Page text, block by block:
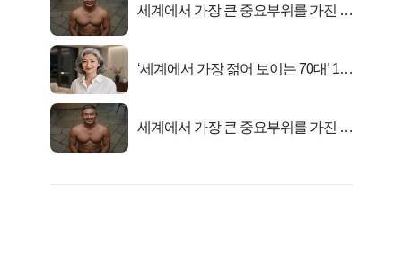
세계에서 가장 큰 중요부위를 가진 남
‘세계에서 가장 젊어 보이는 70대’ 1위
세계에서 가장 큰 중요부위를 가진 남